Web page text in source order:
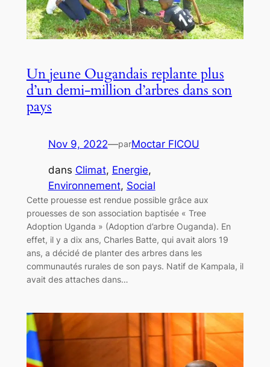
Un jeune Ougandais replante plus
d’un demi-million d’arbres dans son
pays
Nov 9, 2022—parMoctar FICOU
dans Climat, Energie
Environnement, Social
Cette prouesse est rendue possible grâce aux
prouesses de son association baptisée « Tree
Adoption Uganda » (Adoption d’arbre Ouganda). En
effet, il y a dix ans, Charles Batte, qui avait alors 19
ans, a décidé de planter des arbres dans les
communautés rurales de son pays. Natif de Kampala, il
avait des attaches dans…